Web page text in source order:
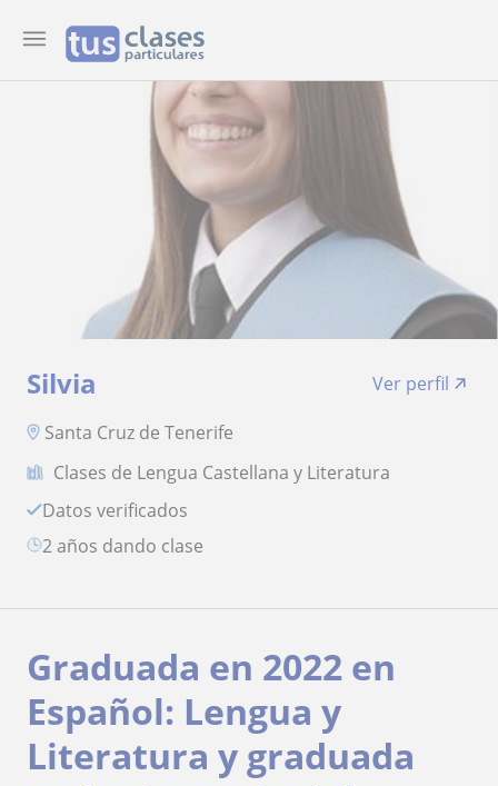
Silvia
Ver perfil
Santa Cruz de Tenerife
Clases de Lengua Castellana y Literatura
Datos verificados
2 años dando clase
Graduada en 2022 en
Español: Lengua y
Literatura y graduada